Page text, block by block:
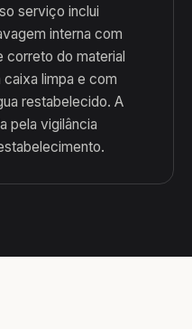
serviço inclui
interna com
correto do material
limpa e com
restabelecido. A
pela vigilância